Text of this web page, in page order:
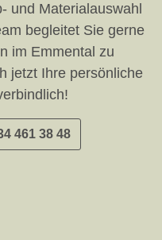
und Materialauswahl
begleitet Sie gerne
im Emmental zu
jetzt Ihre persönliche
461 38 48